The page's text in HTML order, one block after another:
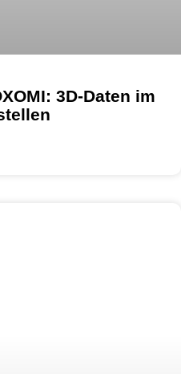
3D-Daten im